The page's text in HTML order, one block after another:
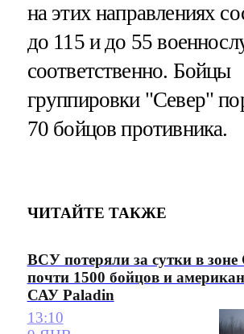
на этих направлениях
до 115 и до 55
соответственно. Бойцы
группировки "Север"
70 бойцов противника.
ЧИТАЙТЕ ТАКЖЕ
ВСУ потеряли за сутки в
почти 1500 бойцов и
САУ Paladin
13:10